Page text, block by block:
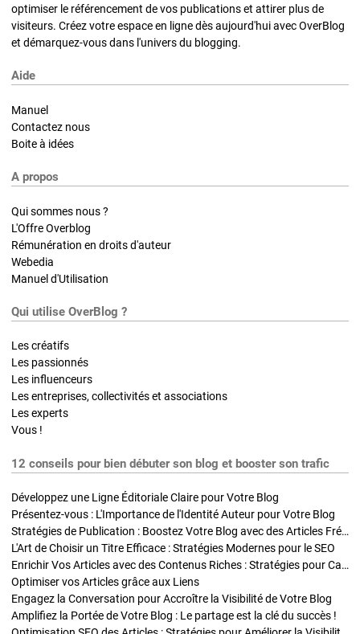
optimiser le référencement de vos publications et attirer plus de
visiteurs. Créez votre espace en ligne dès aujourd'hui avec OverBlog
et démarquez-vous dans l'univers du blogging.
Aide
Manuel
Contactez nous
Boite à idées
A propos
Qui sommes nous ?
L'Offre Overblog
Rémunération en droits d'auteur
Webedia
Manuel d'Utilisation
Qui utilise OverBlog ?
Les créatifs
Les passionnés
Les influenceurs
Les entreprises, collectivités et associations
Les experts
Vous !
12 conseils pour bien débuter son blog et booster son trafic
Développez une Ligne Éditoriale Claire pour Votre Blog
Présentez-vous : L'Importance de l'Identité Auteur pour Votre Blog
Stratégies de Publication : Boostez Votre Blog avec des Articles Fréquents et Exclusifs
L'Art de Choisir un Titre Efficace : Stratégies Modernes pour le SEO
Enrichir Vos Articles avec des Contenus Riches : Stratégies pour Captiver et Optimiser
Optimiser vos Articles grâce aux Liens
Engagez la Conversation pour Accroître la Visibilité de Votre Blog
Amplifiez la Portée de Votre Blog : Le partage est la clé du succès !